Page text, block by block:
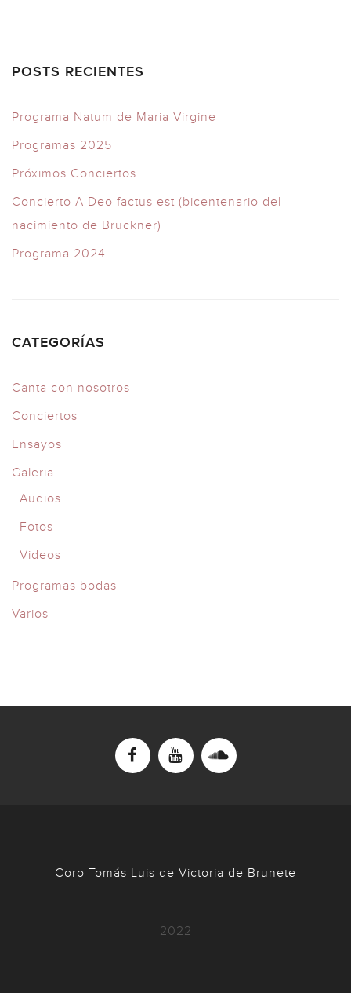
POSTS RECIENTES
Programa Natum de Maria Virgine
Programas 2025
Próximos Conciertos
Concierto A Deo factus est (bicentenario del
nacimiento de Bruckner)
Programa 2024
CATEGORÍAS
Canta con nosotros
Conciertos
Ensayos
Galeria
Audios
Fotos
Videos
Programas bodas
Varios
Coro Tomás Luis de Victoria de Brunete
2022